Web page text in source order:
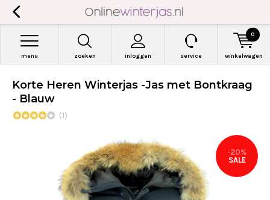
zoeken inloggen
menu service winkelwagen
0
Korte Heren Winterjas -Jas met Bontkraag
- Blauw
(1)
-20%
SALE